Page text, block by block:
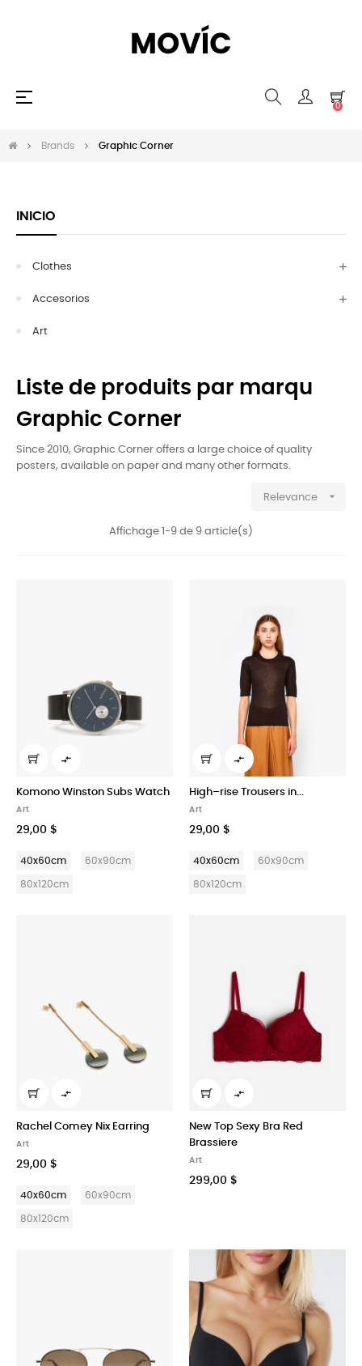
Navegación
☰
0
Brands Graphic Corner
INICIO
Clothes
Accesorios
Art
Liste de produits par marqu
Graphic Corner
Since 2010, Graphic Corner offers a large choice of quality
posters, available on paper and many other formats.
Relevance 
Affichage 1-9 de 9 article(s)

Komono Winston Subs Watch
Art
29,00 $
40x60cm 60x90cm
80x120cm

High–rise Trousers in...
Art
29,00 $
40x60cm 60x90cm
80x120cm

Rachel Comey Nix Earring
Art
29,00 $
40x60cm 60x90cm
80x120cm

New Top Sexy Bra Red
Brassiere
Art
299,00 $